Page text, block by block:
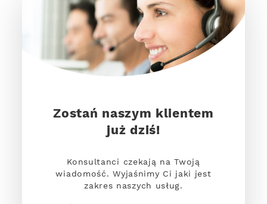
Zostań naszym klientem
już dziś!
Konsultanci czekają na Twoją
wiadomość. Wyjaśnimy Ci jaki jest
zakres naszych usług.